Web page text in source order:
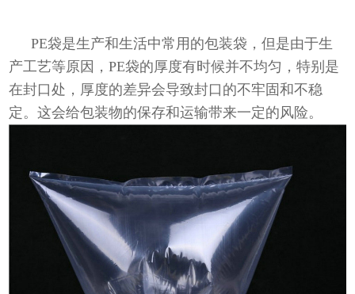
PE袋是生产和生活中常用的包装袋，但是由于生
产工艺等原因，PE袋的厚度有时候并不均匀，特别是
在封口处，厚度的差异会导致封口的不牢固和不稳
定。这会给包装物的保存和运输带来一定的风险。